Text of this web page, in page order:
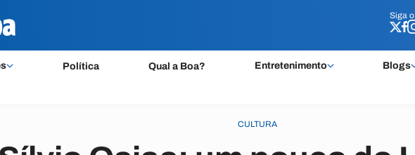
Siga o
Política Qual a Boa? Entretenimento Blogs
Siga o
CULTURA